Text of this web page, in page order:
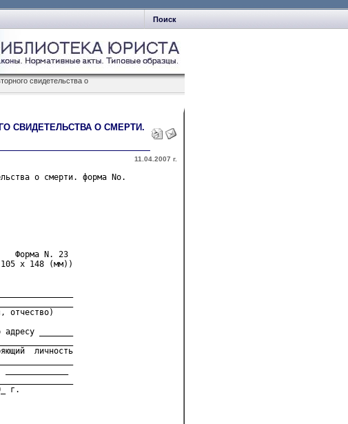
Поиск
свидетельства о
СВИДЕТЕЛЬСТВА О СМЕРТИ.
11.04.2007 г.
о смерти. форма No.
23
(мм))